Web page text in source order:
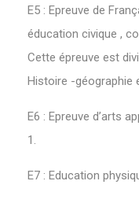
E5 : Epreuve de
éducation civique ,
Cette épreuve est
Histoire -géographie
E6 : Epreuve d’arts
1.
E7 : Education